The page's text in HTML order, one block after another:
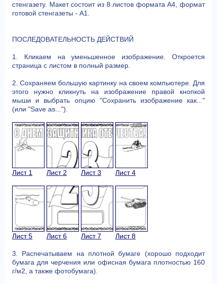
стенгазету. Макет состоит из 8 листов формата А4, формат
готовой стенгазеты - А1.
ПОСЛЕДОВАТЕЛЬНОСТЬ ДЕЙСТВИЙ
1. Кликаем на уменьшенное изображение. Откроется
страница с листом в полный размер.
2. Сохраняем большую картинку на своем компьютере. Для
этого нужно кликнуть на изображение правой кнопкой
мыши и выбрать опцию "Сохранить изображение как..."
(или "Save as...").
Лист 1 Лист 2 Лист 3 Лист 4
Лист 5 Лист 6 Лист 7 Лист 8
3. Распечатываем на плотной бумаге (хорошо подходит
бумага для черчения или офисная бумага плотностью 160
г/м2, а также фотобумага).